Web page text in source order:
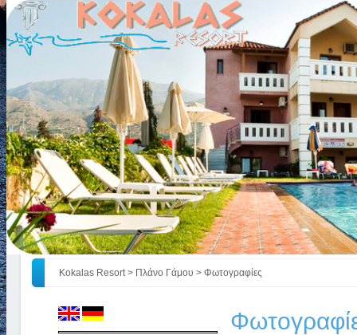
Kokalas Resort> Πλάνο Γάμου > Φωτογραφίες